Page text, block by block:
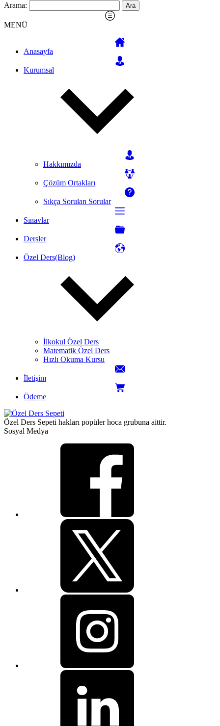
Arama:
MENÜ
Anasayfa
Kurumsal
Hakkımızda
Çözüm Ortakları
Sıkça Sorulan Sorular
Sınavlar
Dersler
Özel Ders(Blog)
İlkokul Özel Ders
Matematik Özel Ders
Hızlı Okuma Kursu
İletişim
Ödeme
Özel Ders Sepeti hakları popüler hoca grubuna aittir.
Sosyal Medya